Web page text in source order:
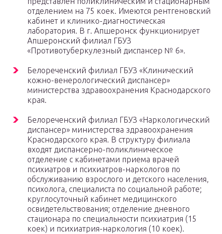
отделением на 75 коек. Имеются рентгеновский
кабинет и клинико-диагностическая
лаборатория. В г. Апшеронск функционирует
Апшеронский филиал ГБУЗ
«Противотуберкулезный диспансер № 6».
Белореченский филиал ГБУЗ «Клинический
кожно-венерологический диспансер»
министерства здравоохранения Краснодарского
края.
Белореченский филиал ГБУЗ «Наркологический
диспансер» министерства здравоохранения
Краснодарского края. В структуру филиала
входят диспансерно-поликлиническое
отделение с кабинетами приема врачей
психиатров и психиатров-наркологов по
обслуживанию взрослого и детского населения,
психолога, специалиста по социальной работе;
круглосуточный кабинет медицинского
освидетельствования; отделение дневного
стационара по специальности психиатрия (15
коек) и психиатрия-наркология (10 коек).